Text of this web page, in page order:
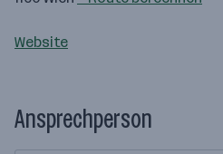
Website
Ansprechperson